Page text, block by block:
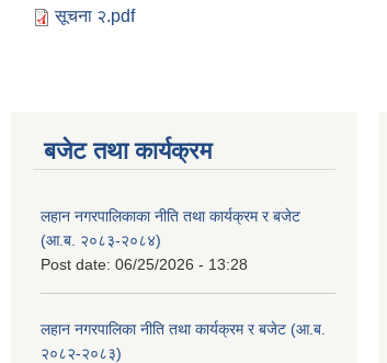
सूचना २.pdf
बजेट तथा कार्यक्रम
लहान नगरपालिकाका नीति तथा कार्यक्रम र बजेट
(आ.ब. २०८३-२०८४)
Post date: 06/25/2026 - 13:28
लहान नगरपालिका नीति तथा कार्यक्रम र बजेट (आ.ब.
२०८२-२०८३)